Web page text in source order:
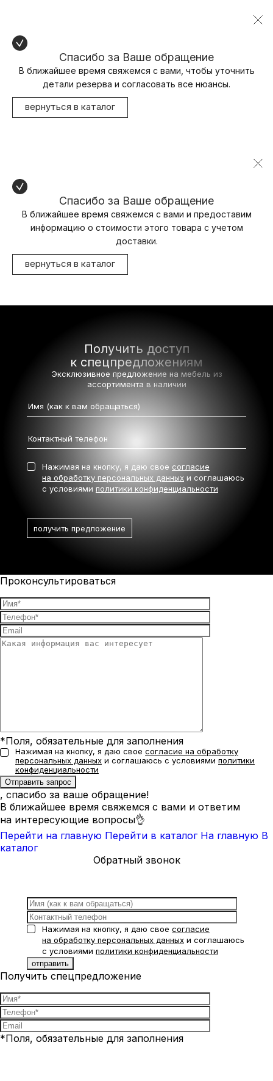
Спасибо за Ваше обращение
В ближайшее время свяжемся с вами, чтобы уточнить
детали резерва и согласовать все нюансы.
вернуться в каталог
Спасибо за Ваше обращение
В ближайшее время свяжемся с вами и предоставим
информацию о стоимости этого товара с учетом
доставки.
вернуться в каталог
Получить доступ
к спецпредложениям
Эксклюзивное предложение на мебель из
ассортимента в наличии
Нажимая на кнопку, я даю свое согласие
на обработку персональных данных и соглашаюсь
с условиями политики конфиденциальности
Проконсультироваться
*Поля, обязательные для заполнения
Нажимая на кнопку, я даю свое согласие на обработку
персональных данных и соглашаюсь с условиями политики
конфиденциальности
, спасибо за ваше обращение!
В ближайшее время свяжемся с вами и ответим
на интересующие вопросы👌
Перейти на главную Перейти в каталог На главную В
каталог
Обратный звонок
Нажимая на кнопку, я даю свое согласие
на обработку персональных данных и соглашаюсь
с условиями политики конфиденциальности
Получить спецпредложение
*Поля, обязательные для заполнения